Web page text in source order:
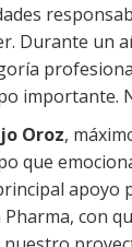
Durante un
importante.
Oroz,
que
apoyo
Pharma, con